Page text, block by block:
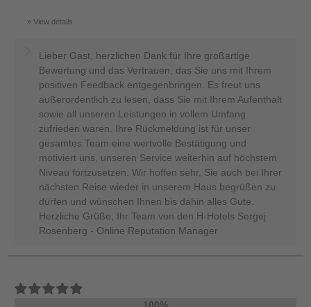
View details
Lieber Gast, herzlichen Dank für Ihre großartige
Bewertung und das Vertrauen, das Sie uns mit Ihrem
positiven Feedback entgegenbringen. Es freut uns
außerordentlich zu lesen, dass Sie mit Ihrem Aufenthalt
sowie all unseren Leistungen in vollem Umfang
zufrieden waren. Ihre Rückmeldung ist für unser
gesamtes Team eine wertvolle Bestätigung und
motiviert uns, unseren Service weiterhin auf höchstem
Niveau fortzusetzen. Wir hoffen sehr, Sie auch bei Ihrer
nächsten Reise wieder in unserem Haus begrüßen zu
dürfen und wünschen Ihnen bis dahin alles Gute.
Herzliche Grüße, Ihr Team von den H-Hotels Sergej
Rosenberg - Online Reputation Manager
100%